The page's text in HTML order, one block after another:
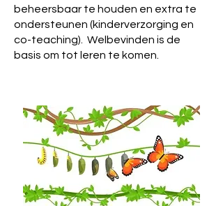
beheersbaar te houden en extra te
ondersteunen (kinderverzorging en
co-teaching). Welbevinden is de
basis om tot leren te komen.